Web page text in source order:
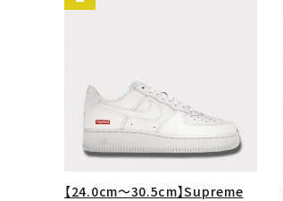
【24.0cm～30.5cm】Supreme